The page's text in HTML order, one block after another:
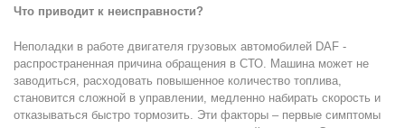
Что приводит к неисправности?
Неполадки в работе двигателя грузовых автомобилей DAF -
распространенная причина обращения в СТО. Машина может не
заводиться, расходовать повышенное количество топлива,
становится сложной в управлении, медленно набирать скорость и
отказываться быстро тормозить. Эти факторы – первые симптомы